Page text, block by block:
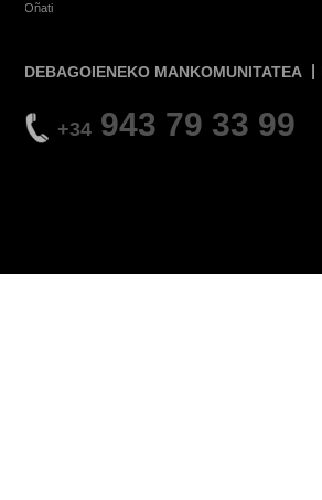
Oñati
DEBAGOIENEKO MANKOMUNITATEA
+34 943 79 33 99